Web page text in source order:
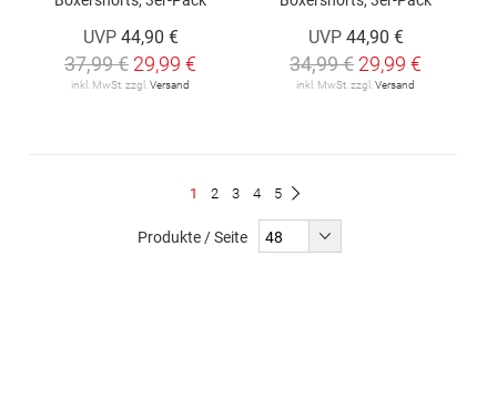
UVP 44,90 €
37,99 € 29,99 €
inkl. MwSt. zzgl. Versand
UVP 44,90 €
34,99 € 29,99 €
inkl. MwSt. zzgl. Versand
Du
1 Seite
2 Seite
3 Seite
4 Seite
5
Produkte / Seite